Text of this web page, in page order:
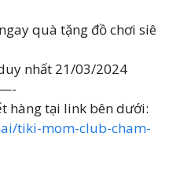
quà tặng đồ chơi siê
nhất 21/03/2024
hàng tại link bên dưới:
tiki-mom-club-cham-